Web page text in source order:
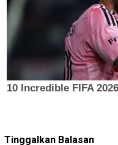
Tinggalkan Balasan